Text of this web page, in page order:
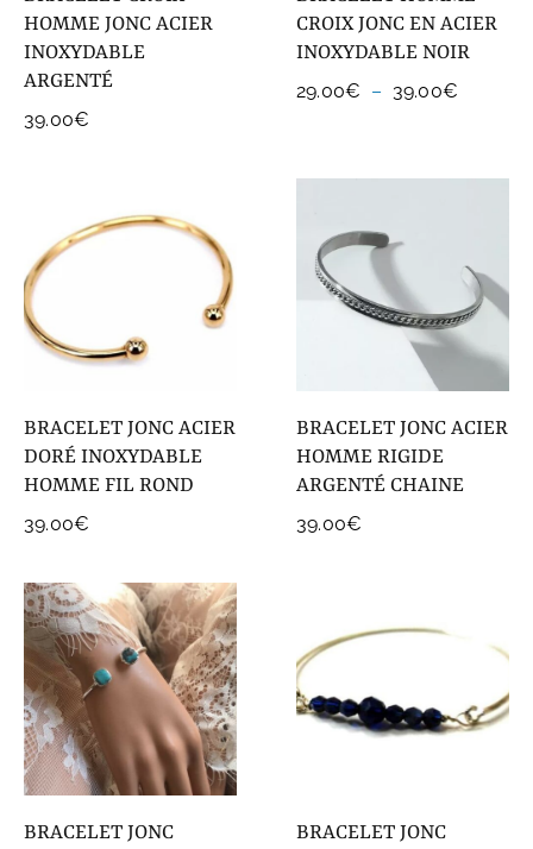
HOMME JONC ACIER
INOXYDABLE
ARGENTÉ
39.00€
CROIX JONC EN ACIER
INOXYDABLE NOIR
29.00€ – 39.00€
à
BRACELET JONC ACIER
DORÉ INOXYDABLE
HOMME FIL ROND
39.00€
BRACELET JONC ACIER
HOMME RIGIDE
ARGENTÉ CHAINE
39.00€
BRACELET JONC
BRACELET JONC